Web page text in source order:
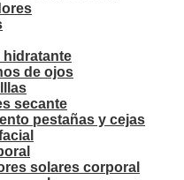
hidratante
de ojos
secante
pestañas y cejas
solares corporal